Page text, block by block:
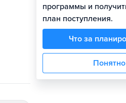
программы и
план поступления.
Что за
Понятно